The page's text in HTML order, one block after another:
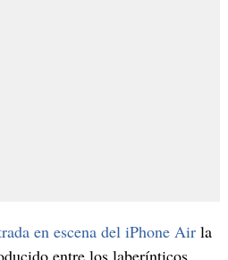
en escena del iPhone Airla
entre los laberínticos